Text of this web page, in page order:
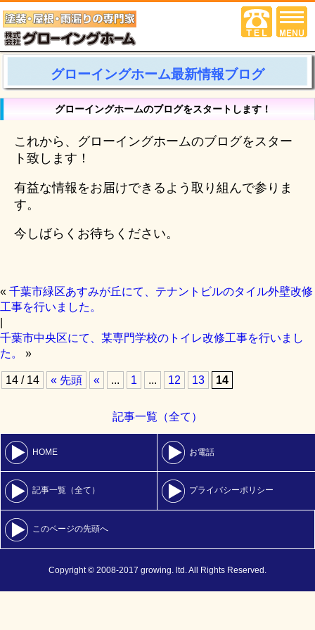
グローイングホーム最新情報ブログ
グローイングホームのブログをスタートします！
これから、グローイングホームのブログをスター
ト致します！
有益な情報をお届けできるよう取り組んで参りま
す。
今しばらくお待ちください。
« 千葉市緑区あすみが丘にて、テナントビルのタイル外壁改修
工事を行いました。
千葉市中央区にて、某専門学校のトイレ改修工事を行いまし
た。
»
14 / 14 « 先頭 « ... 1 ... 12 13 14
記事一覧（全て）
HOME お電話
記事一覧（全て） プライバシーポリシー
このページの先頭へ
Copyright © 2008-2017 growing. ltd. All Rights Reserved.